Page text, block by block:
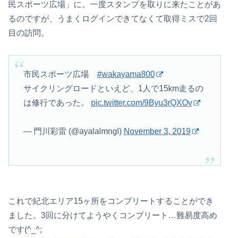
民スポーツ広場」に。一度スタンプを取りに来たことがあ
るのですが、うまくログインできてなくて取得ミスで2回
目の訪問。
市民スポーツ広場 #wakayama800
サイクリングロードといえど、1人で15km走るの
は修行であった。 pic.twitter.com/9Byu3rQXOv
— 門川彩雷 (@ayalalmngl) November 3, 2019
これで紀北エリア15ヶ所をコンプリートすることができ
ました。3回に分けてようやくコンプリート…難易度高め
です(^_^;